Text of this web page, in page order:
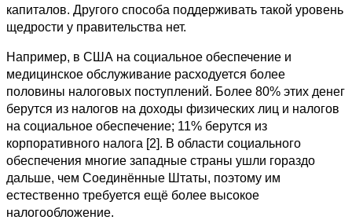
капиталов. Другого способа поддерживать такой уровень
щедрости у правительства нет.
Например, в США на социальное обеспечение и
медицинское обслуживание расходуется более
половины налоговых поступлений. Более 80% этих денег
берутся из налогов на доходы физических лиц и налогов
на социальное обеспечение; 11% берутся из
корпоративного налога [2]. В области социального
обеспечения многие западные страны ушли гораздо
дальше, чем Соединённые Штаты, поэтому им
естественно требуется ещё более высокое
налогообложение.